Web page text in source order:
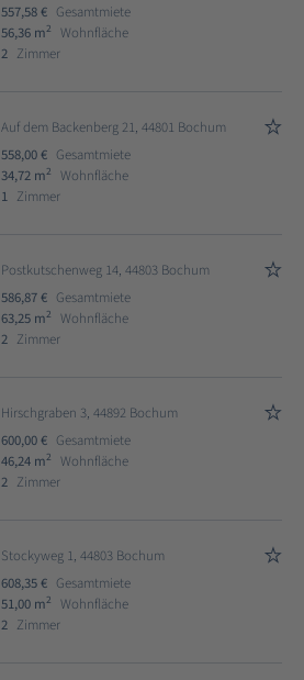
557,58 € Gesamtmiete
56,36 m2
Wohnfläche
2 Zimmer
Auf dem Backenberg 21, 44801 Bochum
558,00 € Gesamtmiete
34,72 m2
Wohnfläche
1 Zimmer
Postkutschenweg 14, 44803 Bochum
586,87 € Gesamtmiete
63,25 m2
Wohnfläche
2 Zimmer
Hirschgraben 3, 44892 Bochum
600,00 € Gesamtmiete
46,24 m2
Wohnfläche
2 Zimmer
Stockyweg 1, 44803 Bochum
608,35 € Gesamtmiete
51,00 m2
Wohnfläche
2 Zimmer